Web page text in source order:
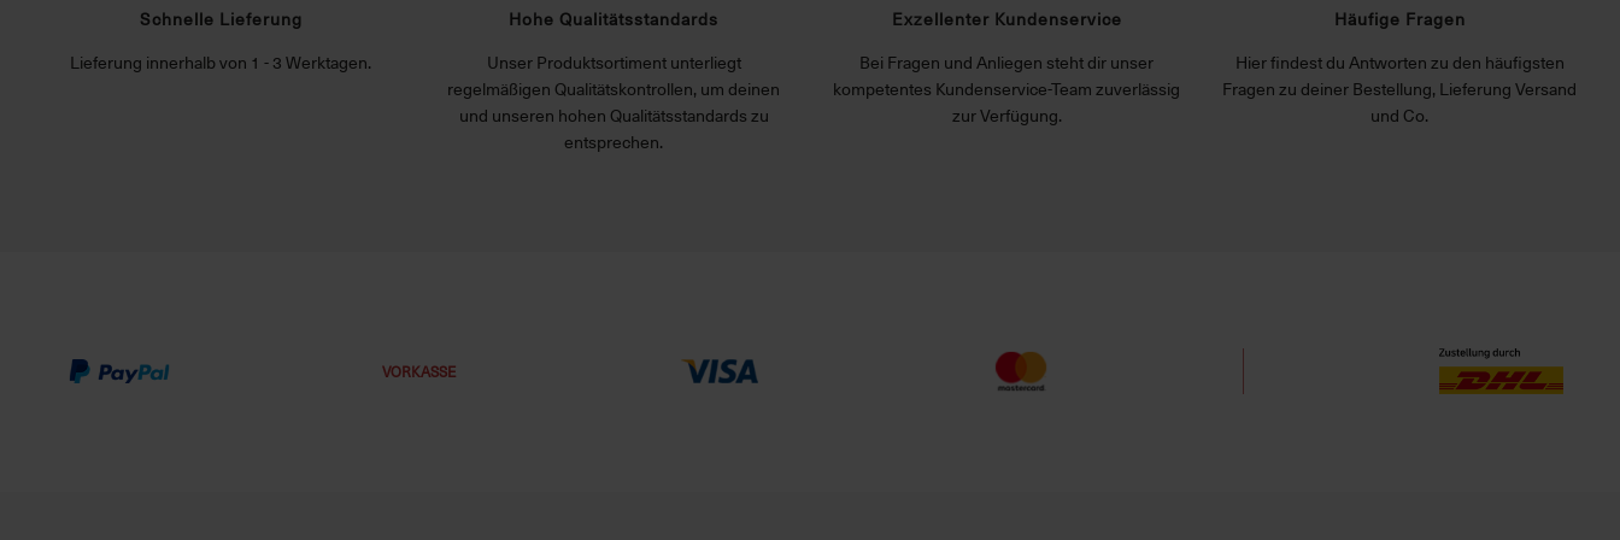
Schnelle Lieferung
Lieferung innerhalb von 1 - 3 Werktagen.
Hohe Qualitätsstandards
Unser Produktsortiment unterliegt
regelmäßigen Qualitätskontrollen, um deinen
und unseren hohen Qualitätsstandards zu
entsprechen.
Exzellenter Kundenservice
Bei Fragen und Anliegen steht dir unser
kompetentes Kundenservice-Team zuverlässig
zur Verfügung.
Häufige Fragen
Hier findest du Antworten zu den häufigsten
Fragen zu deiner Bestellung, Lieferung Versand
und Co.
VORKASSE